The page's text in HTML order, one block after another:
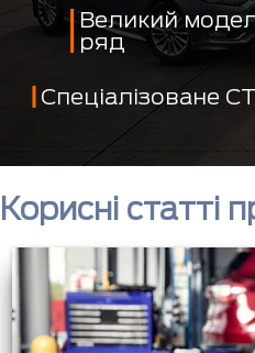
Великий
ряд
Спеціалізоване
Корисні статті